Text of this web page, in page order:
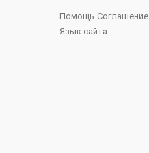
Помощь Соглашение
Язык сайта